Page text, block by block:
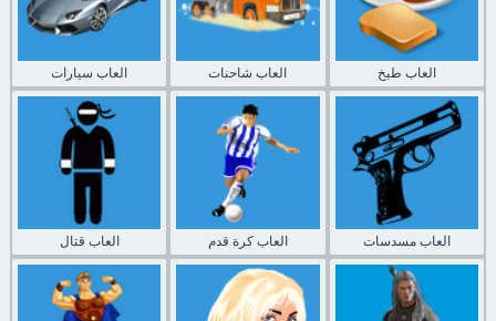
العاب سيارات العاب شاحنات العاب طبخ
العاب قتال العاب كرة قدم العاب مسدسات